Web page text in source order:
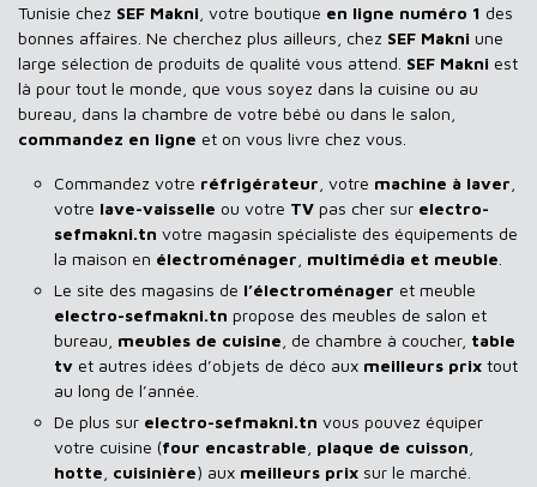
Tunisie chez SEF Makni , votre boutique en ligne numéro 1 des
bonnes affaires. Ne cherchez plus ailleurs, chez SEF Makni une
large sélection de produits de qualité vous attend. SEF Makni est
là pour tout le monde, que vous soyez dans la cuisine ou au
bureau, dans la chambre de votre bébé ou dans le salon,
commandez en ligne et on vous livre chez vous.
Commandez votre réfrigérateur , votre machine à laver
votre lave-vaisselle ou votre TV pas cher sur electro-
sefmakni.tn votre magasin spécialiste des équipements de
la maison en électroménager multimédia et meuble
Le site des magasins de l’électroménager et meuble
electro-sefmakni.tn propose des meubles de salon et
bureau, meubles de cuisine , de chambre à coucher, table
tv et autres idées d’objets de déco aux meilleurs prix tout
au long de l’année.
De plus sur electro-sefmakni.tn vous pouvez équiper
votre cuisine (four encastrable plaque de cuisson
hotte cuisinière) aux meilleurs prix sur le marché.